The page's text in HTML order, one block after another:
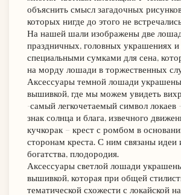
объяснить смысл загадочных
которых нигде до этого не
На нашей шали изображены две
праздничных, головных украшениях
специальными сумками для сена,
на морду лошади в торжественных
Аксессуары темной лошади
вышивкой, где мы можем увидеть
-самый легкочетаемый символ локаев
знак солнца и блага, извечного
кучкорак – крест с ромбом в
сторонам креста. С ним связаны идеи
богатства, плодородия.
Аксессуары светлой лошади
вышивкой, которая при общей
тематической схожести с локайской